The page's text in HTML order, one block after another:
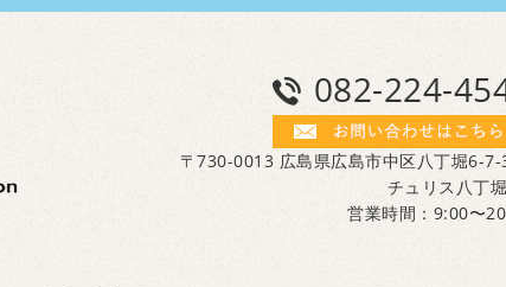
082-224-
〒730-0013 広島県広島市中区八丁堀6-7-
チュリス八丁
営業時間：9:00〜